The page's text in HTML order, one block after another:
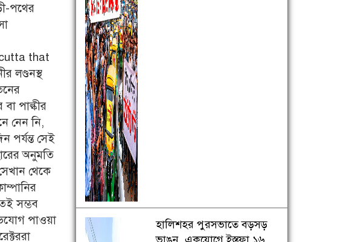
পথের
that
লণ্ডনস্থ
পাল্কীর
নেন নি,
পর্যন্ত সেই
অনুমতি
থেকে
সম্ভব
পাওয়া
হালিশহর পুরসভাতে বড়সড়